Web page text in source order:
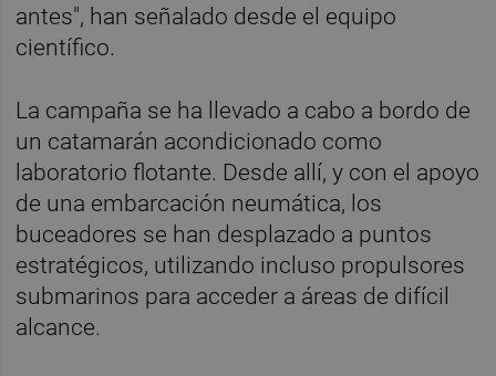
antes", han señalado desde el equipo
científico.
La campaña se ha llevado a cabo a bordo de
un catamarán acondicionado como
laboratorio flotante. Desde allí, y con el apoyo
de una embarcación neumática, los
buceadores se han desplazado a puntos
estratégicos, utilizando incluso propulsores
submarinos para acceder a áreas de difícil
alcance.